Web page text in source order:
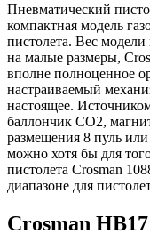
Пневматический
компактная модель
пистолета. Вес модели
на малые размеры,
вполне полноценное
настраиваемый
настоящее.
баллончик CO2,
размещения 8 пуль
можно хотя бы для
пистолета Crosman
диапазоне для
Crosman HB17